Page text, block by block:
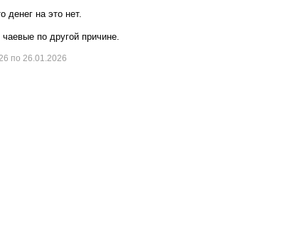
денег на это нет.
по другой причине.
по 26.01.2026